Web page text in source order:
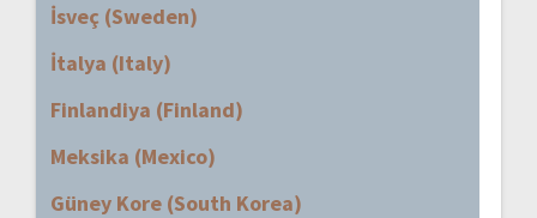
İsveç (Sweden)
İtalya (Italy)
Finlandiya (Finland)
Meksika (Mexico)
Güney Kore (South Korea)